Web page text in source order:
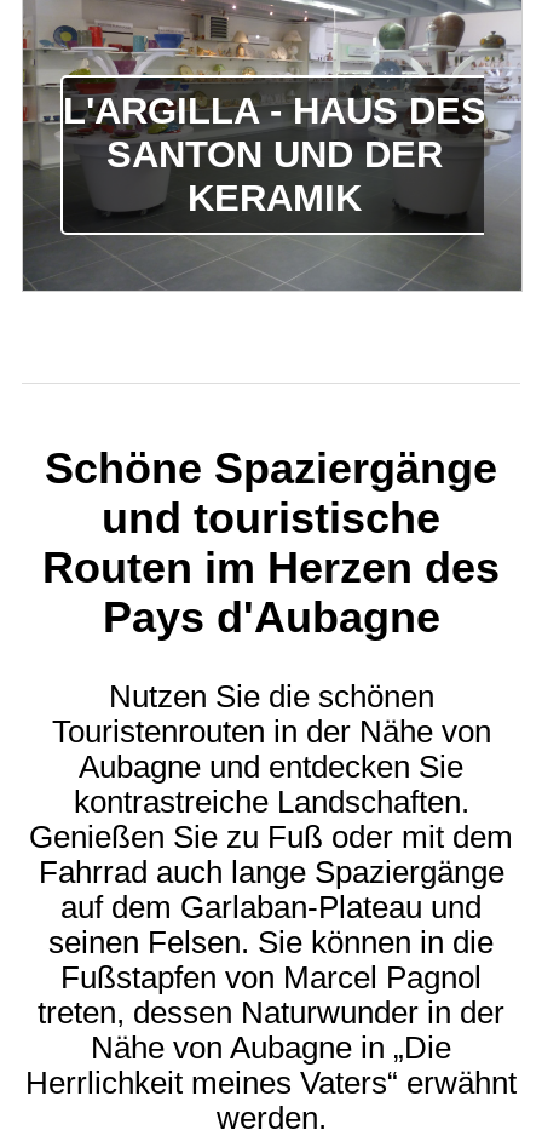
L'ARGILLA - HAUS DES
SANTON UND DER
KERAMIK
Schöne Spaziergänge
und touristische
Routen im Herzen des
Pays d'Aubagne
Nutzen Sie die schönen
Touristenrouten in der Nähe von
Aubagne und entdecken Sie
kontrastreiche Landschaften.
Genießen Sie zu Fuß oder mit dem
Fahrrad auch lange Spaziergänge
auf dem Garlaban-Plateau und
seinen Felsen. Sie können in die
Fußstapfen von Marcel Pagnol
treten, dessen Naturwunder in der
Nähe von Aubagne in „Die
Herrlichkeit meines Vaters“ erwähnt
werden.